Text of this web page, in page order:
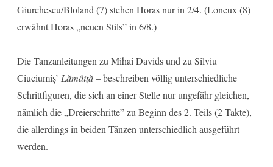
Giurchescu/Bloland (7) stehen Horas nur in 2/4. (Loneux (8)
erwähnt Horas „neuen Stils” in 6/8.)
Die Tanzanleitungen zu Mihai Davids und zu Silviu
Ciuciumiș’ Lămâiță– beschreiben völlig unterschiedliche
Schrittfiguren, die sich an einer Stelle nur ungefähr gleichen,
nämlich die „Dreierschritte” zu Beginn des 2. Teils (2 Takte),
die allerdings in beiden Tänzen unterschiedlich ausgeführt
werden.